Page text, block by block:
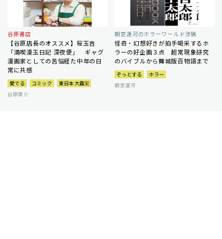
谷原書店
【谷原店長のオススメ】桜玉吉
「満喫漫玉日記 深夜便」 ギャグ
漫画家としての苦悩経た中年の日
常に共感
愛でる コミック
東日本大震災
谷原章介
朝宮運河のホラーワールド渉猟
怪奇・幻想好きが拍手喝采するホ
ラーの好企画３点 超常現象研究
のバイブルから舞城版百物語まで
ぞっとする
ホラー
朝宮運河